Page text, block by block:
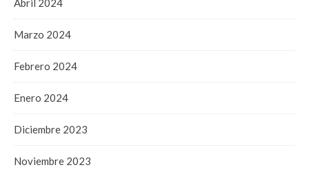
Abril 2024
Marzo 2024
Febrero 2024
Enero 2024
Diciembre 2023
Noviembre 2023